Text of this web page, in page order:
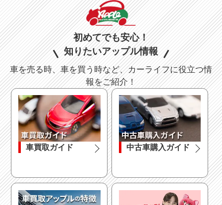
初めてでも安心！
知りたいアップル情報
車を売る時、車を買う時など、カーライフに役立つ情
報をご紹介！
車買取ガイド 中古車購入ガイド